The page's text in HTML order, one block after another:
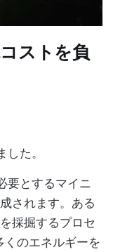
ストを負
た。
要とするマイニ
されます。ある
採掘するプロセ
くのエネルギーを